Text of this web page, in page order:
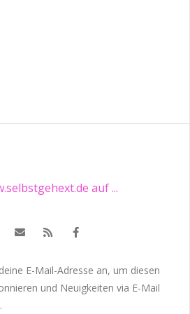
auf ...
E-Mail-Adresse an, um diesen
und Neuigkeiten via E-Mail